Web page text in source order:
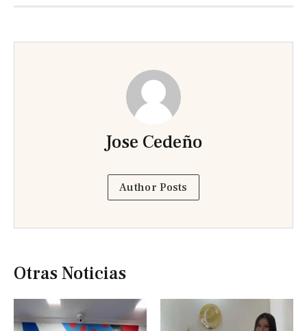
Jose Cedeño
Author Posts
Otras Noticias